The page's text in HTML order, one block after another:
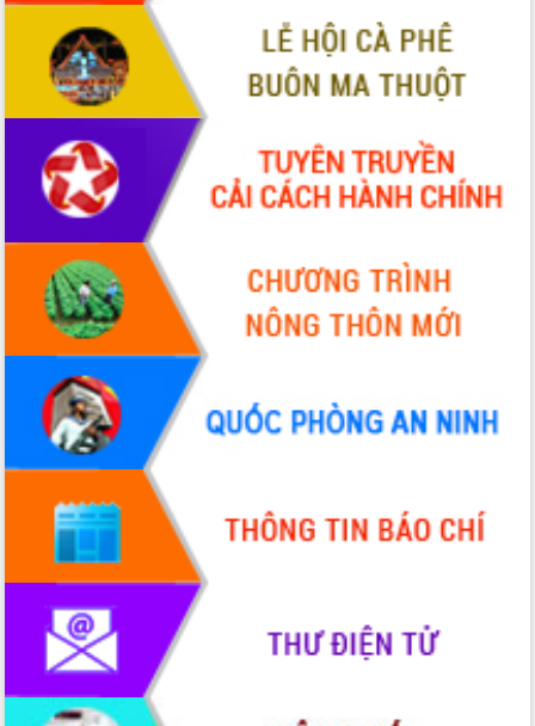
VIDEO
Không có file video nào để phát.
ALBUM ẢNH
LIÊN KẾT WEB